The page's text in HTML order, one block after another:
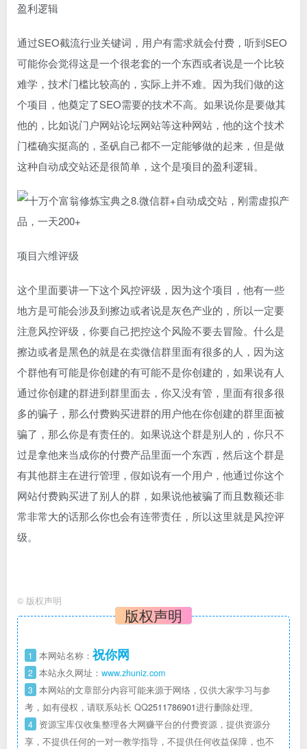
盈利逻辑
通过SEO截流行业关键词，用户有需求就会付费，听到SEO
可能你会觉得这是一个很老套的一个东西或者说是一个比较
难学，技术门槛比较高的，实际上并不难。因为我们做的这
个项目，他奠定了SEO需要的技术不高。如果说你是要做其
他的，比如说门户网站论坛网站等这种网站，他的这个技术
门槛确实挺高的，圣矾自己都不一定能够做的起来，但是做
这种自动成交站还是很简单，这个是项目的盈利逻辑。
项目六维评级
这个里面要讲一下这个风控评级，因为这个项目，他有一些
地方是可能会涉及到擦边或者说是灰色产业的，所以一定要
注意风控评级，你要自己把控这个风险不要去冒险。什么是
擦边或者是黑色的就是在卖微信群里面有很多的人，因为这
个群他有可能是你创建的有可能不是你创建的，如果说有人
通过你创建的群进到群里面去，你又没有管，里面有很多很
多的骗子，那么付费购买进群的用户他在你创建的群里面被
骗了，那么你是有责任的。如果说这个群是别人的，你只不
过是拿他来当成你的付费产品里面一个东西，然后这个群是
有其他群主在进行管理，假如说有一个用户，他通过你这个
网站付费购买进了别人的群，如果说他被骗了而且数额还非
常非常大的话那么你也会有连带责任，所以这里就是风控评
级。
© 版权声明
版权声明
1 本网站名称： 祝你网
2 本站永久网址： www.zhuniz.com
3 本网站的文章部分内容可能来源于网络，仅供大家学习与参
考，如有侵权，请联系站长 QQ2511786901进行删除处理。
4 资源宝库仅收集整理各大网赚平台的付费资源，提供资源分
享，不提供任何的一对一教学指导，不提供任何收益保障，也不